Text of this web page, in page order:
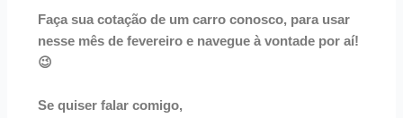
Faça sua cotação de um carro conosco, para usar
nesse mês de fevereiro e navegue à vontade por aí!
😉
Se quiser falar comigo,